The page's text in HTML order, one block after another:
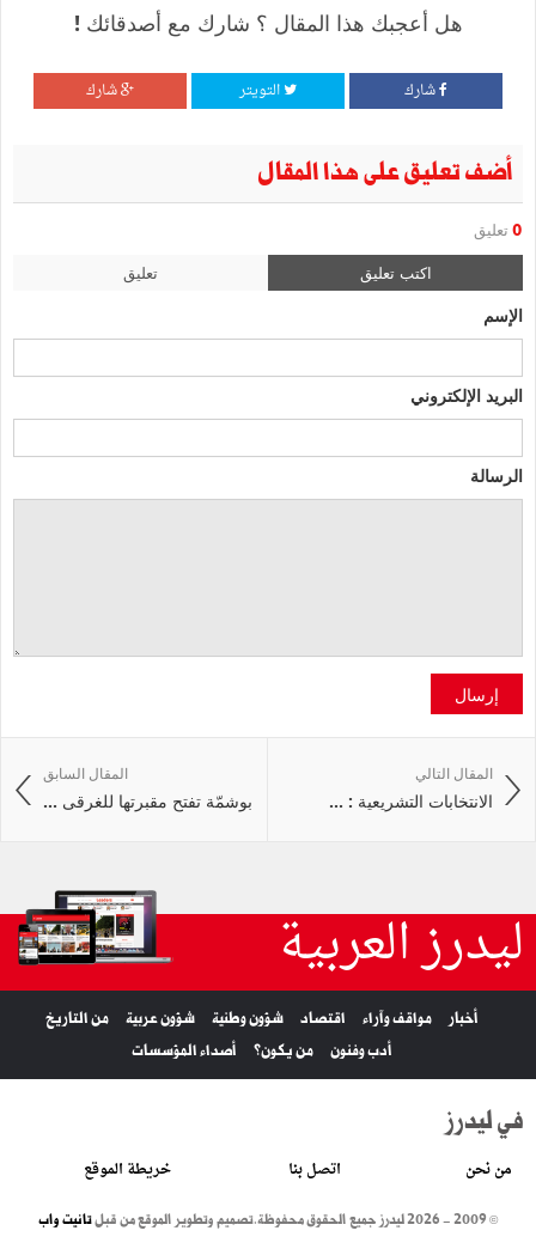
هل أعجبك هذا المقال ؟ شارك مع أصدقائك !
شارك التويتر شارك
أضف تعليق على هذا المقال
0 تعليق
اكتب تعليق تعليق
الإسم
البريد الإلكتروني
الرسالة
إرسال
المقال السابق
بوشمّة تفتح مقبرتها للغرقى ...
المقال التالي
الانتخابات التشريعية : ...
ليدرز العربية
أخبار مواقف وآراء اقتصاد شؤون وطنية شؤون عربية
من التاريخ
أدب وفنون
من يكون؟ أصداء المؤسسات
في ليدرز
من نحن اتصل بنا خريطة الموقع
© 2009 - 2026 ليدرز جميع الحقوق محفوظة. تصميم وتطوير الموقع من قبلتانيت واب